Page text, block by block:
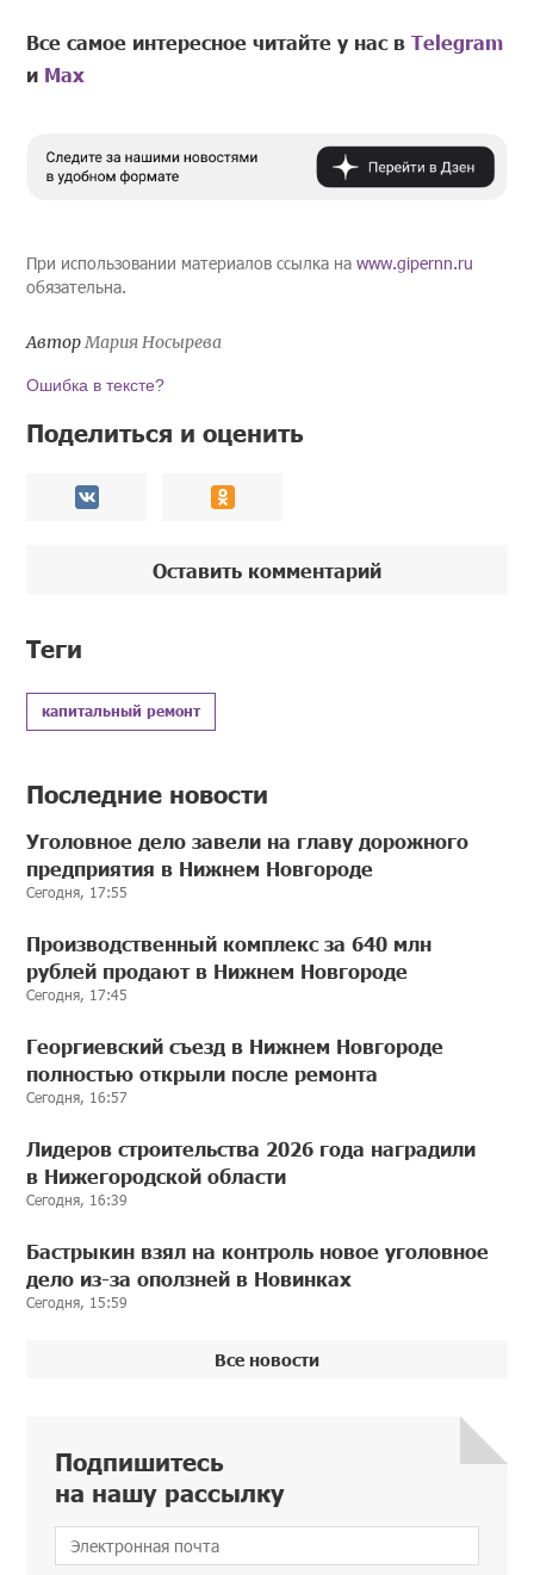
Все самое интересное читайте у нас вTelegram
и Mах
При использовании материалов ссылка наwww.gipernn.ru
обязательна.
АвторМария Носырева
Ошибка в тексте?
Поделиться и оценить
Оставить комментарий
Теги
капитальный ремонт
Последние новости
Уголовное дело завели на главу дорожного
предприятия в Нижнем Новгороде
Сегодня, 17:55
Производственный комплекс за 640 млн
рублей продают в Нижнем Новгороде
Сегодня, 17:45
Георгиевский съезд в Нижнем Новгороде
полностью открыли после ремонта
Сегодня, 16:57
Лидеров строительства 2026 года наградили
в Нижегородской области
Сегодня, 16:39
Бастрыкин взял на контроль новое уголовное
дело из-за оползней в Новинках
Сегодня, 15:59
Все новости
Подпишитесь
на нашу рассылку